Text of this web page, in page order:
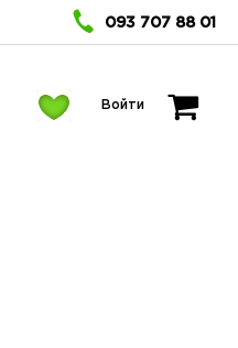
093 707 88 01
Войти